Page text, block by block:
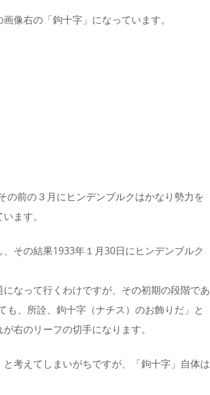
像右の「鉤十字」になっています。
の前の３月にヒンデンブルクはかなり勢力を
ます。
その結果1933年１月30日にヒンデンブルク
なって行くわけですが、その初期の段階であ
、所詮、鉤十字（ナチス）のお飾りだ」と
右のリーフの切手になります。
考えてしまいがちですが、「鉤十字」自体は